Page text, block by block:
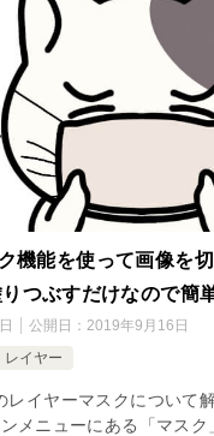
機能を使って画像を
つぶすだけなので簡
公開日： 2019年9月16日
レイヤー
イヤーマスクについて解
メニューにある「マスク